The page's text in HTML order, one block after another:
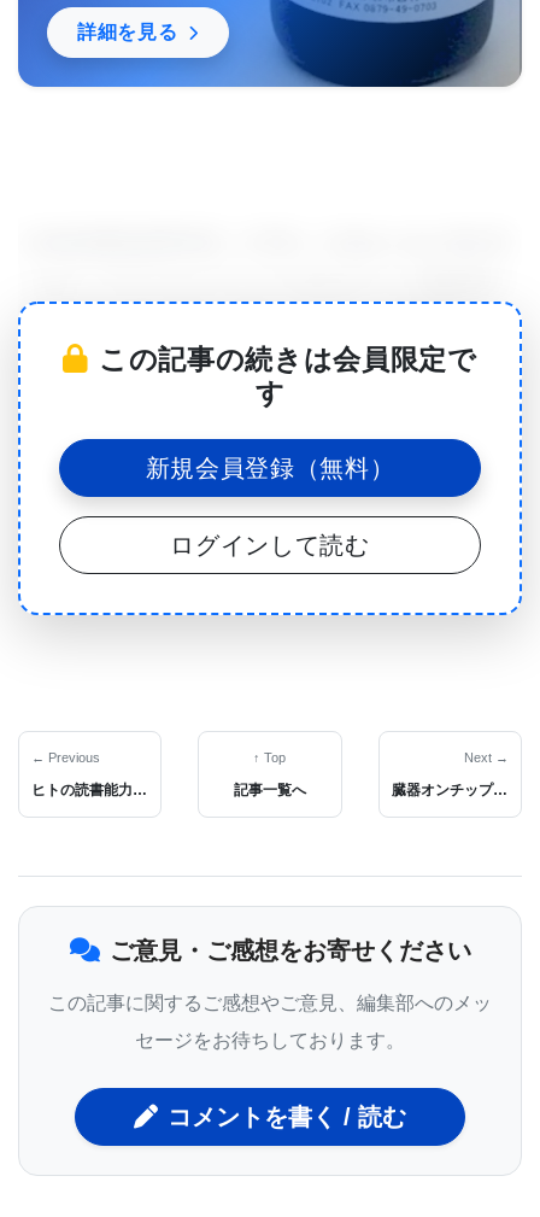
気ビーズでは困難だった多量の抗体精製を簡便に行
うことができます。
詳細を見る
あるJamie Benn Felix 博士によると、2019年に
10,000頭以上の動物の死亡の原因となった可能性が
あるという。
「各動物の経済的価値が1,000ドルであると仮定して
も、わずか数か月で1,000万ドルの経済的損失が見ら
れた」と彼女は語った。「そして、この事件のレポ
ートよりもかなり高くなる可能性がある」
だ。 残念ながら、それは家畜にとって時間のかかる
注射でのみ投与でき、野生生物にとっては実行不可
クックワイルドライフラボチームは、VTPBの研究者
であるAllison Rice-Ficht 博士とThomas Ficht 博士
と協力して、野生生物への潜在的な投与を可能にす
る経口ワクチン投与するための製剤の開発に取り組
Benn Felix 博士と同僚は最近、Natureでパイロット
研究の結果を発表し、現在、次のテストに移ってい
この記事の続きは会員限定で
す
新規会員登録（無料）
ログインして読む
← Previous
ヒトの読書能力は下側頭葉皮質のリサイクルがもたらしたとの仮説をMITの神経科学者が提唱
↑ Top
記事一覧へ
Next →
臓器オンチップマイクロシステムの使用で卵巣癌転移の機序解明に成果が得られた
ご意見・ご感想をお寄せください
この記事に関するご感想やご意見、編集部へのメッ
セージをお待ちしております。
コメントを書く / 読む